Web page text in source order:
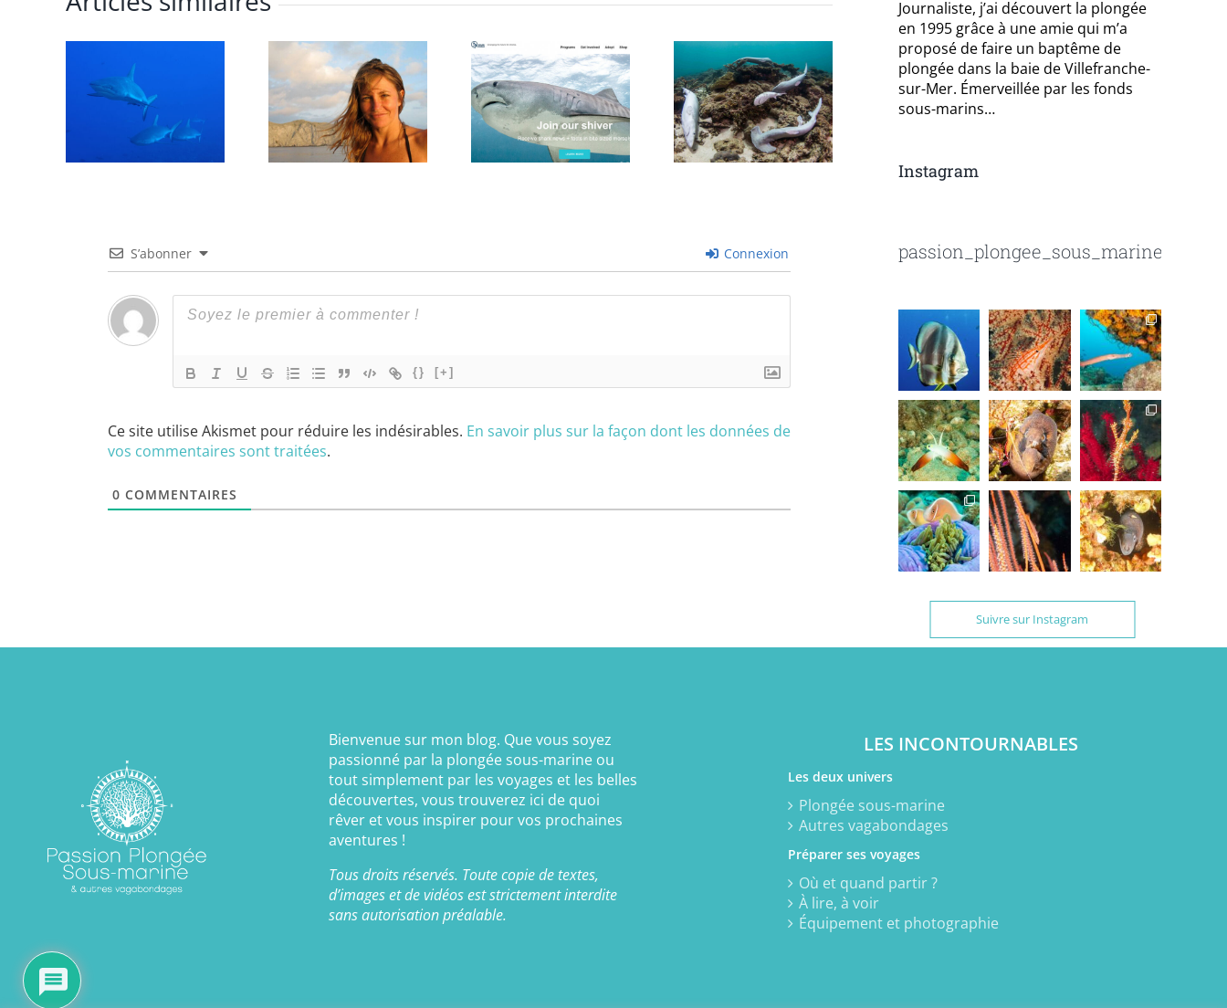
S’abonner Connexion
{} [+]
Ce site utilise Akismet pour réduire les indésirables. En savoir plus sur la façon dont les données de
vos commentaires sont traitées.
0 COMMENTAIRES
Journaliste, j’ai découvert la plongée
en 1995 grâce à une amie qui m’a
proposé de faire un baptême de
plongée dans la baie de Villefranche-
sur-Mer. Émerveillée par les fonds
sous-marins…
Instagram
passion_plongee_sous_marine
Suivre sur Instagram
Bienvenue sur mon blog. Que vous soyez
passionné par la plongée sous-marine ou
tout simplement par les voyages et les belles
découvertes, vous trouverez ici de quoi
rêver et vous inspirer pour vos prochaines
aventures !
Tous droits réservés. Toute copie de textes,
d’images et de vidéos est strictement interdite
sans autorisation préalable.
LES INCONTOURNABLES
Les deux univers
Plongée sous-marine
Autres vagabondages
Préparer ses voyages
Où et quand partir ?
À lire, à voir
Équipement et photographie